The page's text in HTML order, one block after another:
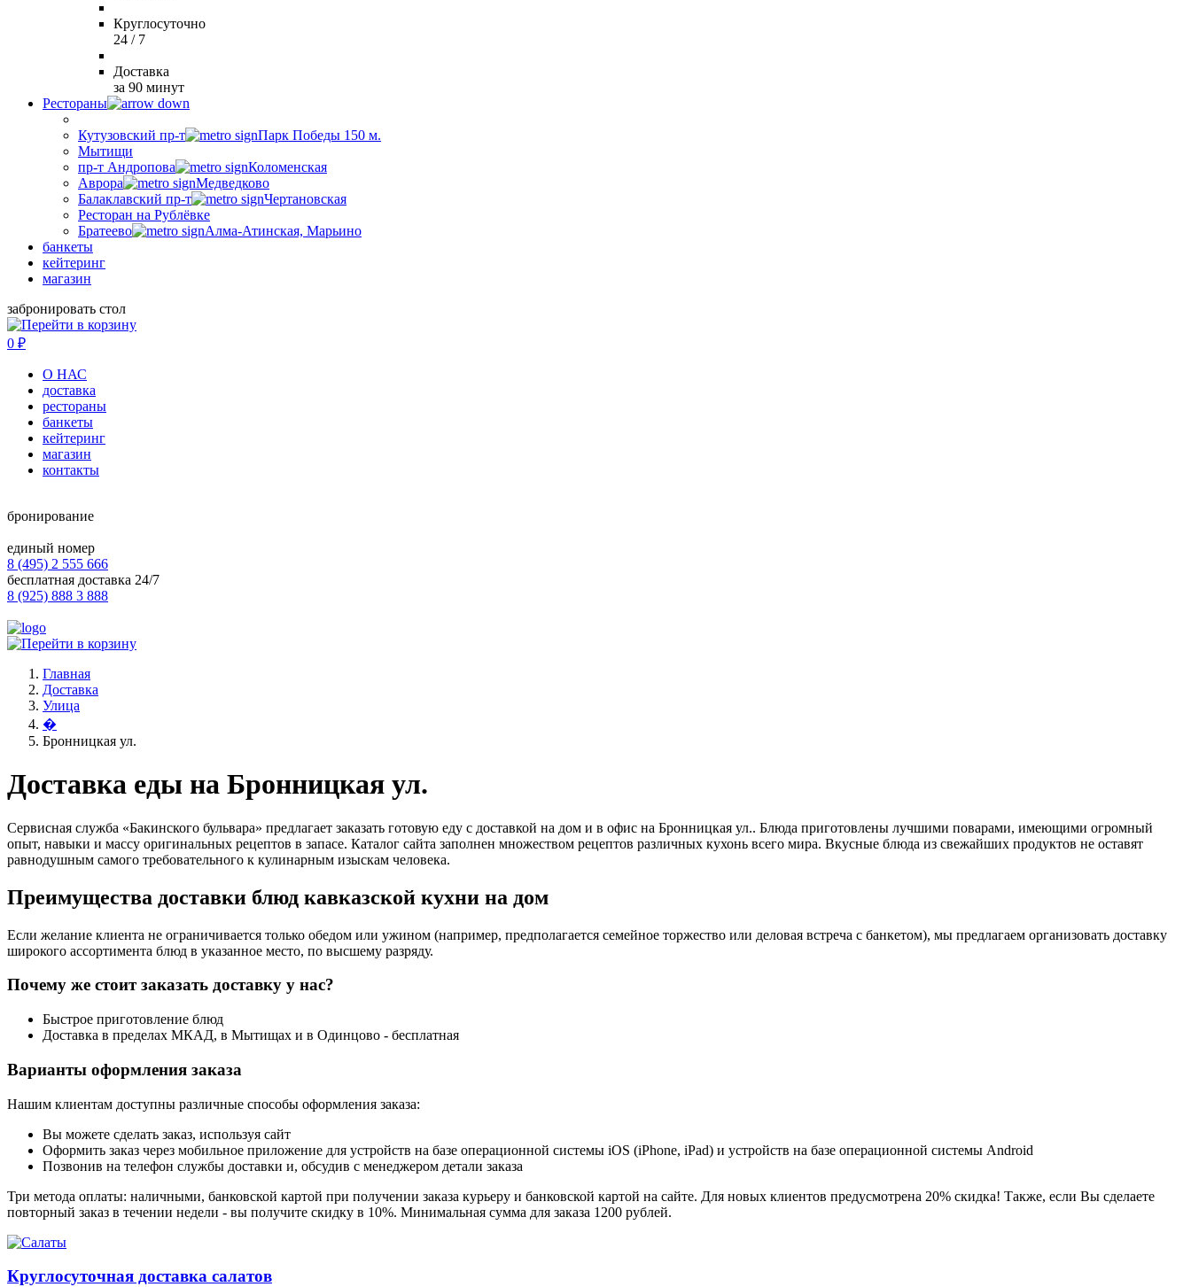
Круглосуточно
24 / 7
Доставка
за 90 минут
Рестораны
Кутузовский пр-т
Парк Победы 150 м.
Мытищи
пр-т Андропова
Коломенская
Аврора
Медведково
Балаклавский пр-т
Чертановская
Ресторан на Рублёвке
Братеево
Алма-Атинская, Марьино
банкеты
кейтеринг
магазин
забронировать стол
0 ₽
О НАС
доставка
рестораны
банкеты
кейтеринг
магазин
контакты
бронирование
единый номер
8 (495) 2 555 666
бесплатная доставка 24/7
8 (925) 888 3 888
Главная
Доставка
Улица
�
Бронницкая ул.
Доставка еды на Бронницкая ул.
Сервисная служба «Бакинского бульвара» предлагает заказать готовую еду с доставкой на дом и в офис на Бронницкая ул.. Блюда приготовлены лучшими поварами, имеющими огромный
опыт, навыки и массу оригинальных рецептов в запасе. Каталог сайта заполнен множеством рецептов различных кухонь всего мира. Вкусные блюда из свежайших продуктов не оставят
равнодушным самого требовательного к кулинарным изыскам человека.
Преимущества доставки блюд кавказской кухни на дом
Если желание клиента не ограничивается только обедом или ужином (например, предполагается семейное торжество или деловая встреча с банкетом), мы предлагаем организовать доставку
широкого ассортимента блюд в указанное место, по высшему разряду.
Почему же стоит заказать доставку у нас?
Быстрое приготовление блюд
Доставка в пределах МКАД, в Мытищах и в Одинцово - бесплатная
Варианты оформления заказа
Нашим клиентам доступны различные способы оформления заказа:
Вы можете сделать заказ, используя сайт
Оформить заказ через мобильное приложение для устройств на базе операционной системы iOS (iPhone, iPad) и устройств на базе операционной системы Android
Позвонив на телефон службы доставки и, обсудив с менеджером детали заказа
Три метода оплаты: наличными, банковской картой при получении заказа курьеру и банковской картой на сайте. Для новых клиентов предусмотрена 20% скидка! Также, если Вы сделаете
повторный заказ в течении недели - вы получите скидку в 10%. Минимальная сумма для заказа 1200 рублей.
Круглосуточная доставка салатов